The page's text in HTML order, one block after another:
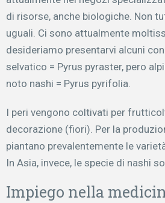
di risorse, anche biologiche. Non
uguali. Ci sono attualmente
desideriamo presentarvi alcuni
selvatico = Pyrus pyraster, pero
noto nashi = Pyrus pyrifolia.
I peri vengono coltivati per
decorazione (fiori). Per la
piantano prevalentemente le
In Asia, invece, le specie di nashi
Impiego nella